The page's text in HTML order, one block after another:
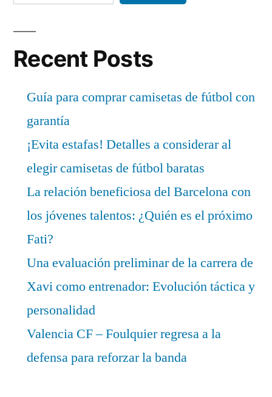
Recent Posts
Guía para comprar camisetas de fútbol con
garantía
¡Evita estafas! Detalles a considerar al
elegir camisetas de fútbol baratas
La relación beneficiosa del Barcelona con
los jóvenes talentos: ¿Quién es el próximo
Fati?
Una evaluación preliminar de la carrera de
Xavi como entrenador: Evolución táctica y
personalidad
Valencia CF – Foulquier regresa a la
defensa para reforzar la banda